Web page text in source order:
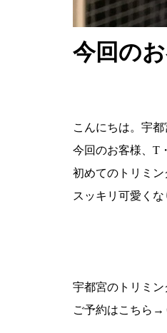
今回の
こんにちは。宇
今回のお客様、T
初めてのトリミン
スッキリ可愛くな
宇都宮のトリミン
ご予約はこちら→